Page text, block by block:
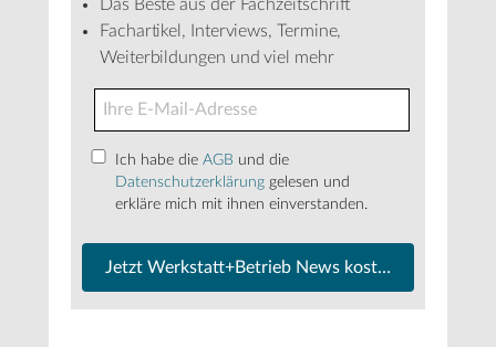
Das Beste aus der Fachzeitschrift
Fachartikel, Interviews, Termine,
Weiterbildungen und viel mehr
Ich habe die AGB und die
Datenschutzerklärung gelesen und
erkläre mich mit ihnen einverstanden.
Jetzt Werkstatt+Betrieb News kostenfrei